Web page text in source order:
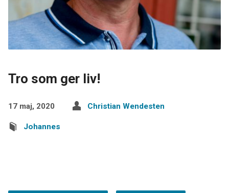
Tro som ger liv!
17 maj, 2020 Christian Wendesten
Johannes